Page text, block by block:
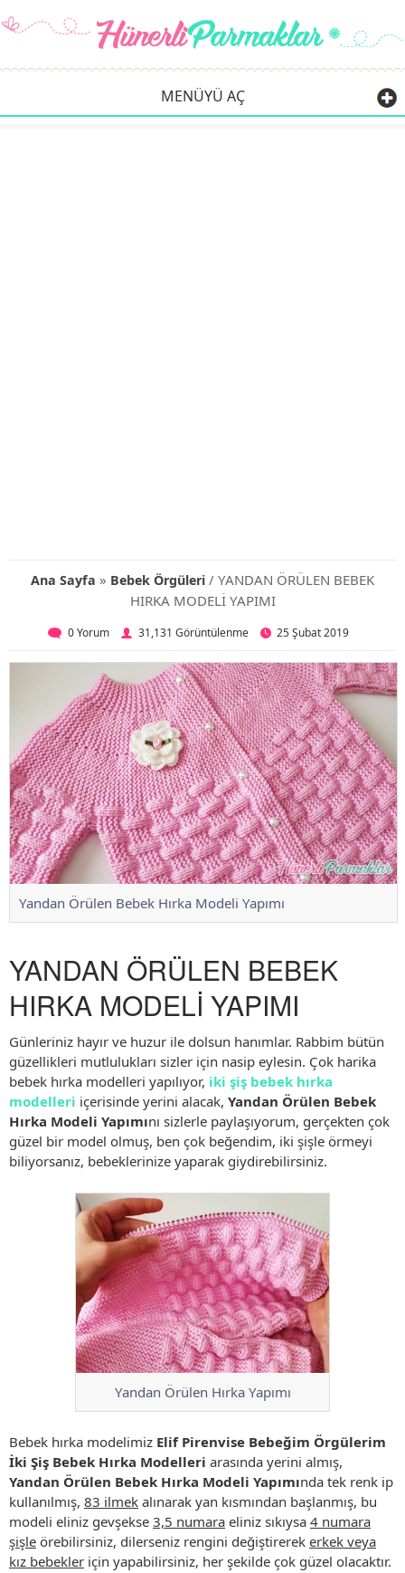
MENÜYÜ AÇ
Ana Sayfa » Bebek Örgüleri / YANDAN ÖRÜLEN BEBEK
HIRKA MODELİ YAPIMI
0 Yorum 31,131 Görüntülenme 25 Şubat 2019
Yandan Örülen Bebek Hırka Modeli Yapımı
YANDAN ÖRÜLEN BEBEK
HIRKA MODELİ YAPIMI
Günleriniz hayır ve huzur ile dolsun hanımlar. Rabbim bütün
güzellikleri mutlulukları sizler için nasip eylesin. Çok harika
bebek hırka modelleri yapılıyor, iki şiş bebek hırka
modelleri içerisinde yerini alacak, Yandan Örülen Bebek
Hırka Modeli Yapımını sizlerle paylaşıyorum, gerçekten çok
güzel bir model olmuş, ben çok beğendim, iki şişle örmeyi
biliyorsanız, bebeklerinize yaparak giydirebilirsiniz.
Yandan Örülen Hırka Yapımı
Bebek hırka modelimiz Elif Pirenvise Bebeğim Örgülerim
İki Şiş Bebek Hırka Modelleri arasında yerini almış,
Yandan Örülen Bebek Hırka Modeli Yapımında tek renk ip
kullanılmış, 83 ilmek alınarak yan kısmından başlanmış, bu
modeli eliniz gevşekse 3,5 numara eliniz sıkıysa 4 numara
şişle örebilirsiniz, dilerseniz rengini değiştirerek erkek veya
kız bebekler için yapabilirsiniz, her şekilde çok güzel olacaktır.